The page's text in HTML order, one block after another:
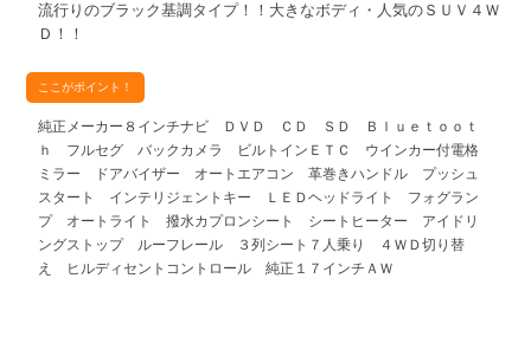
流行りのブラック基調タイプ！！大きなボディ・人気のＳＵＶ４Ｗ
Ｄ！！
ここがポイント！
純正メーカー８インチナビ ＤＶＤ ＣＤ ＳＤ Ｂｌｕｅｔｏｏｔ
ｈ フルセグ バックカメラ ビルトインＥＴＣ ウインカー付電格
ミラー ドアバイザー オートエアコン 革巻きハンドル プッシュ
スタート インテリジェントキー ＬＥＤヘッドライト フォグラン
プ オートライト 撥水カプロンシート シートヒーター アイドリ
ングストップ ルーフレール ３列シート７人乗り ４ＷＤ切り替
え ヒルディセントコントロール 純正１７インチＡＷ